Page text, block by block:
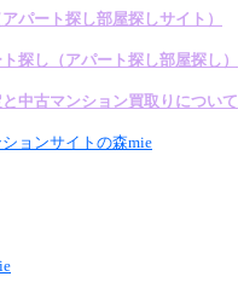
アパート探し部屋探しサイト）
探し （アパート探し部屋探し ）
中古マンション買取りについて
ョンサイトの森mie